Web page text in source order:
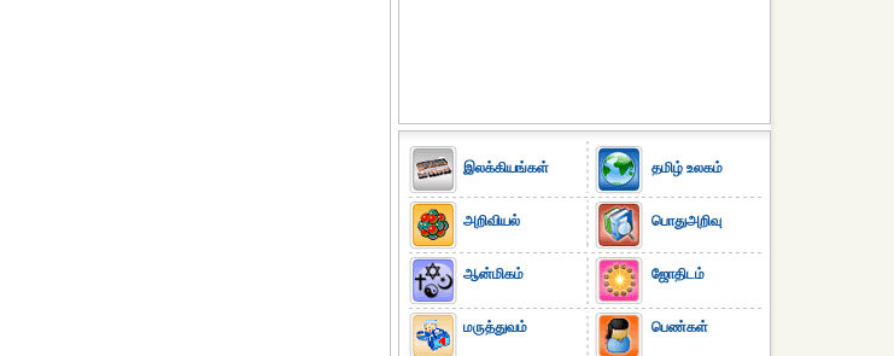
இலக்கியங்கள்
அறிவியல்
ஆன்மிகம்
மருத்துவம்
தமிழ் உலகம்
பொதுஅறிவு
ஜோதிடம்
பெண்கள்